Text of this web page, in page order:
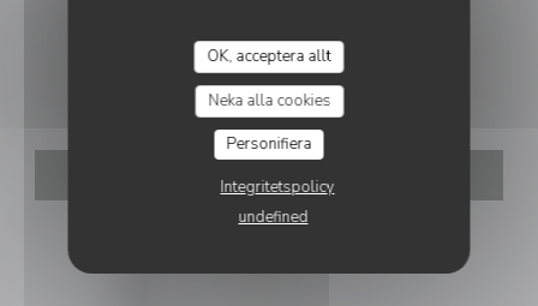
OK, acceptera allt
Neka alla cookies
Personifiera
Integritetspolicy
undefined
• LUXEMBOURG
Mosconi
MOSCONI